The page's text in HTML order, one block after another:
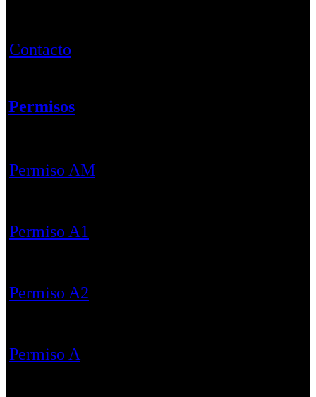
Contacto
Permisos
Permiso AM
Permiso A1
Permiso A2
Permiso A